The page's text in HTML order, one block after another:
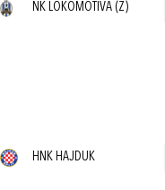
NK LOKOMOTIVA (Z)
HNK HAJDUK